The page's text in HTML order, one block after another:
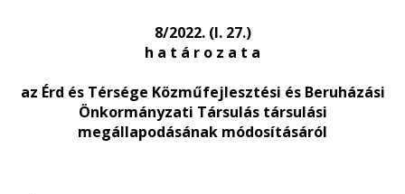
8/2022. (I. 27.)
h a t á r o z a t a
az Érd és Térsége Közműfejlesztési és Beruházási
Önkormányzati Társulás társulási
megállapodásának módosításáról